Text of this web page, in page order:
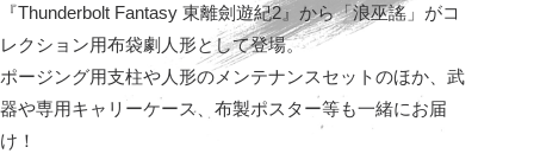
『Thunderbolt Fantasy 東離劍遊紀2』から「浪巫謠」がコ
レクション用布袋劇人形として登場。
ポージング用支柱や人形のメンテナンスセットのほか、武
器や専用キャリーケース、布製ポスター等も一緒にお届
け！